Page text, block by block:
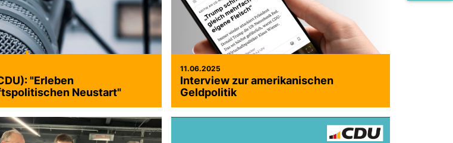
"Erleben
Neustart"
11.06.2025
Interview zur amerikanischen
Geldpolitik